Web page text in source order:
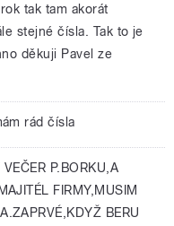
tak tam akorát
stejné čísla. Tak to je
děkuji Pavel ze
rád čísla
VEČER P.BORKU,A
FIRMY,MUSIM
BERU